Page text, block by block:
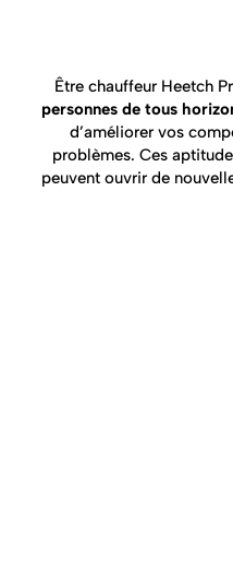
Être chauffeur Heetch
personnes de tous
d’améliorer vos
problèmes. Ces
peuvent ouvrir de